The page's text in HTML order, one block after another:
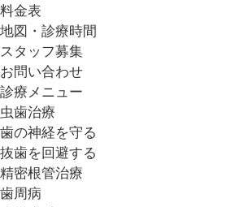
料金表
地図・診療時間
スタッフ募集
お問い合わせ
診療メニュー
虫歯治療
歯の神経を守る
抜歯を回避する
精密根管治療
歯周病